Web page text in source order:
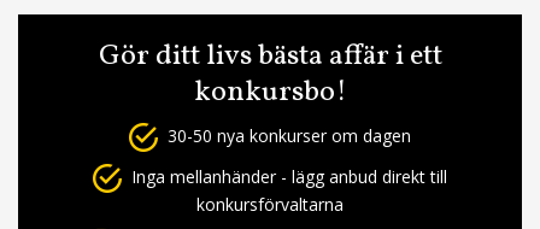
Gör ditt livs bästa affär i ett
konkursbo!
30-50 nya konkurser om dagen
Inga mellanhänder - lägg anbud direkt till
konkursförvaltarna